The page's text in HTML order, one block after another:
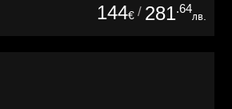
144€ / 281.64
лв.